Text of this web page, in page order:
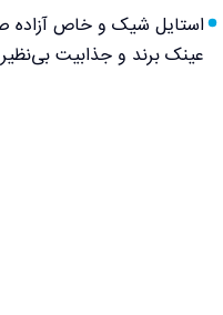
استایل شیک و خاص آزاده
عینک برند و جذابیت بی‌نظیر